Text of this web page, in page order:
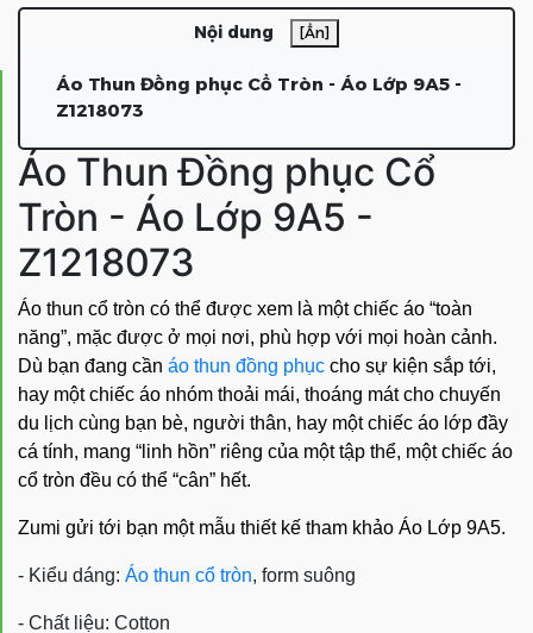
Nội dung [Ẩn]
Áo Thun Đồng phục Cổ Tròn - Áo Lớp 9A5 -
Z1218073
Áo Thun Đồng phục Cổ
Tròn - Áo Lớp 9A5 -
Z1218073
Áo thun cổ tròn có thể được xem là một chiếc áo “toàn
năng”, mặc được ở mọi nơi, phù hợp với mọi hoàn cảnh.
Dù bạn đang cần áo thun đồng phục cho sự kiện sắp tới,
hay một chiếc áo nhóm thoải mái, thoáng mát cho chuyến
du lịch cùng bạn bè, người thân, hay một chiếc áo lớp đầy
cá tính, mang “linh hồn” riêng của một tập thể, một chiếc áo
cổ tròn đều có thể “cân” hết.
Zumi gửi tới bạn một mẫu thiết kế tham khảo Áo Lớp 9A5.
- Kiểu dáng: Áo thun cổ tròn, form suông
- Chất liệu: Cotton